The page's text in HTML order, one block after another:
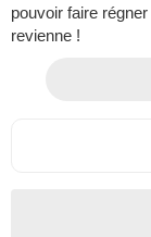
pouvoir faire
revienne !